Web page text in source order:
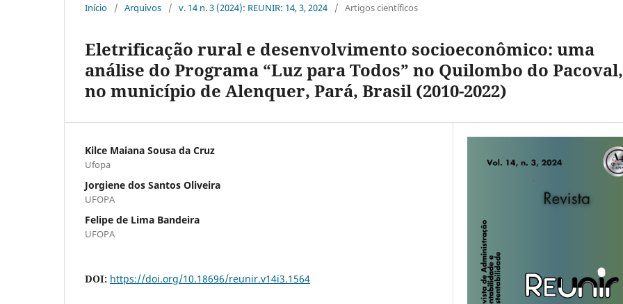
Início / Arquivos / v. 14 n. 3 (2024): REUNIR: 14, 3, 2024 / Artigos científicos
Eletrificação rural e desenvolvimento socioeconômico: uma
análise do Programa “Luz para Todos” no Quilombo do Pacoval,
no município de Alenquer, Pará, Brasil (2010-2022)
Kilce Maiana Sousa da Cruz
Ufopa
Jorgiene dos Santos Oliveira
UFOPA
Felipe de Lima Bandeira
UFOPA
DOI: https://doi.org/10.18696/reunir.v14i3.1564